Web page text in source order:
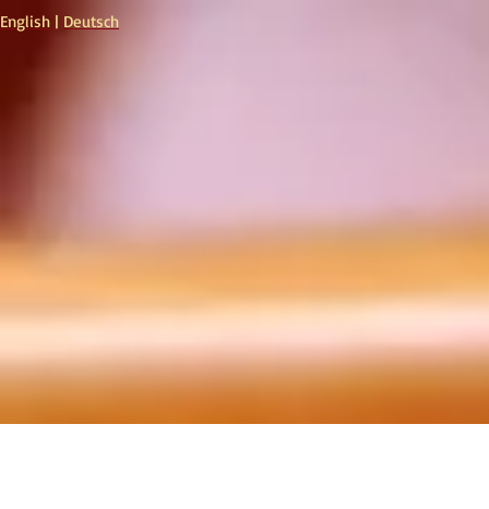
English | Deutsch